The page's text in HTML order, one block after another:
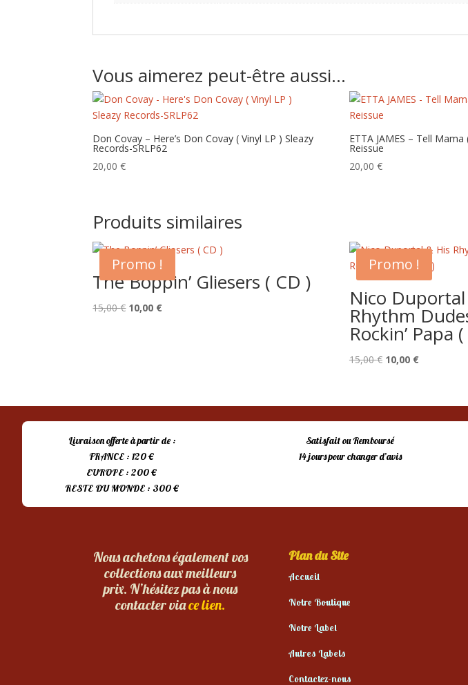
Vous aimerez peut-être aussi…
Don Covay – Here’s Don Covay ( Vinyl LP ) Sleazy
Records-SRLP62
20,00€
ETTA JAMES – Tell
Reissue
20,00 €
Produits similaires
Promo !
The Boppin’ Gliesers ( CD )
15,00€ Le
10,00 €Le
Promo !
Nico
Rhythm
Rockin’ Papa
15,00€ Le
était :
15,00 €.
10,00 €Le
est :
10,00 €.
Livraison offerte à partir de :
FRANCE : 120 €
EUROPE : 200 €
RESTE DU MONDE : 300 €
Satisfait ou Remboursé
14 jours pour changer d’avis
Nous achetons également vos
collections aux meilleurs
prix. N’hésitez pas à nous
contacter viace lien.
Plan du Site
Accueil
Notre Boutique
Notre Label
Autres Labels
Contactez-nous